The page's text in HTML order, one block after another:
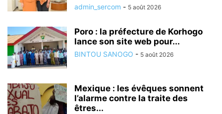
admin_sercom - 5 août 2026
Poro : la préfecture de Korhogo
lance son site web pour...
BINTOU SANOGO - 5 août 2026
Mexique : les évêques sonnent
l’alarme contre la traite des
êtres...